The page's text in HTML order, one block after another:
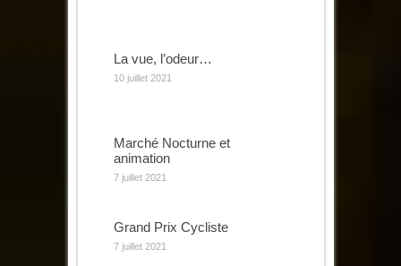
La vue, l’odeur…
10 juillet 2021
Marché Nocturne et
animation
7 juillet 2021
Grand Prix Cycliste
7 juillet 2021